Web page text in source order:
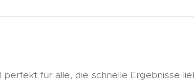
perfekt für alle, die schnelle Ergebnisse